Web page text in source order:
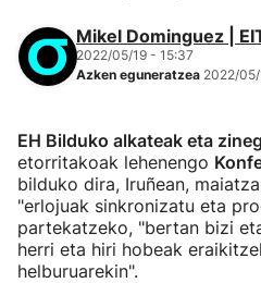
Mikel Dominguez |
2022/05/19 - 15:37
Azken eguneratzea 2022/
EH Bilduko alkateak eta
etorritakoak lehenengo
bilduko dira, Iruñean,
"erlojuak sinkronizatu eta
partekatzeko, "bertan bizi
herri eta hiri hobeak
helburuarekin".